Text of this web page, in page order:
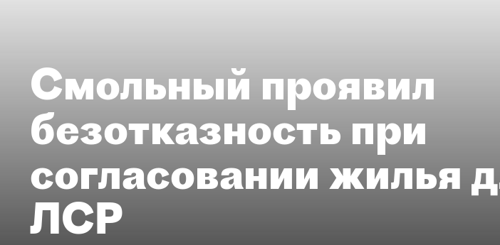
Смольный проявил
безотказность при
согласовании жилья
ЛСР